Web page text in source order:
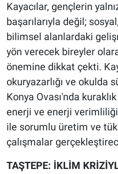
Kayacılar, gençlerin
başarılarıyla değil;
bilimsel alanlardaki
yön verecek bireyler
önemine dikkat çekti.
okuryazarlığı ve okulda
Konya Ovası'nda
enerji ve enerji
ile sorumlu üretim ve
çalışmalar
TAŞTEPE: İKLİM